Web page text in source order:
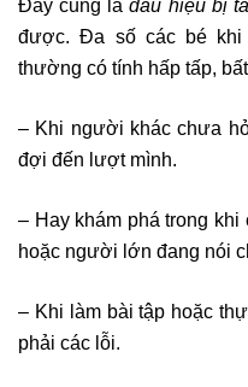
Đây cũng làdấu hiệu bị
được. Đa số các bé khi
thường có tính hấp tấp,
– Khi người khác chưa
đợi đến lượt mình.
– Hay khám phá trong
hoặc người lớn đang nói
– Khi làm bài tập hoặc
phải các lỗi.